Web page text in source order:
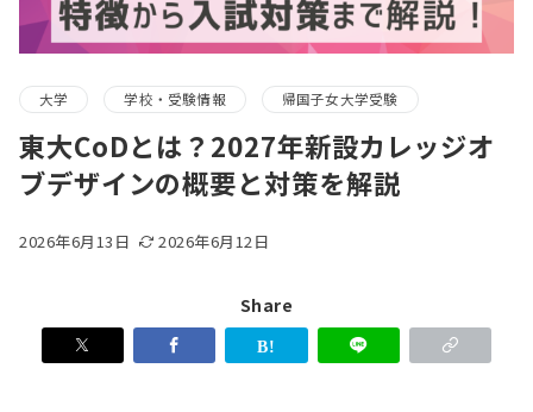
大学 学校・受験情報 帰国子女大学受験
東大CoDとは？2027年新設カレッジオ
ブデザインの概要と対策を解説
2026年6月13日 2026年6月12日
Share